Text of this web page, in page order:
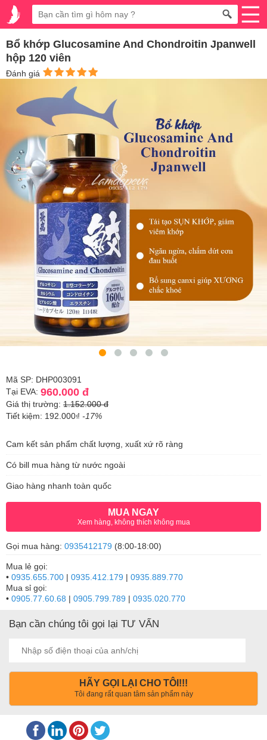
Bổ khớp Glucosamine And Chondroitin Jpanwell
hộp 120 viên
Đánh giá
Mã SP: DHP003091
Tại EVA: 960.000 đ
Giá thị trường: 1.152.000 đ
Tiết kiệm: 192.000₫ -17%
Cam kết sản phẩm chất lượng, xuất xứ rõ ràng
Có bill mua hàng từ nước ngoài
Giao hàng nhanh toàn quốc
MUA NGAY
Xem hàng, không thích không mua
Gọi mua hàng: 0935412179 (8:00-18:00)
Mua lẻ gọi:
• 0935.655.700 | 0935.412.179 | 0935.889.770
Mua sỉ gọi:
• 0905.77.60.68 | 0905.799.789 | 0935.020.770
Bạn cần chúng tôi gọi lại TƯ VẤN
HÃY GỌI LẠI CHO TÔI!!!
Tôi đang rất quan tâm sản phẩm này